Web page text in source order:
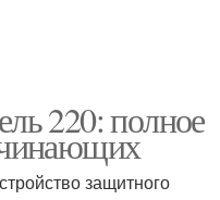
220: полное
защитного